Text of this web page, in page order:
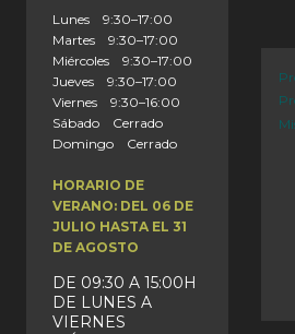
Lunes 9:30–17:00
Martes 9:30–17:00
Miércoles 9:30–17:00
Jueves 9:30–17:00
Viernes 9:30–16:00
Sábado Cerrado
Domingo Cerrado
HORARIO DE
VERANO: DEL 06 DE
JULIO HASTA EL 31
DE AGOSTO
DE 09:30 A 15:00H
DE LUNES A
VIERNES